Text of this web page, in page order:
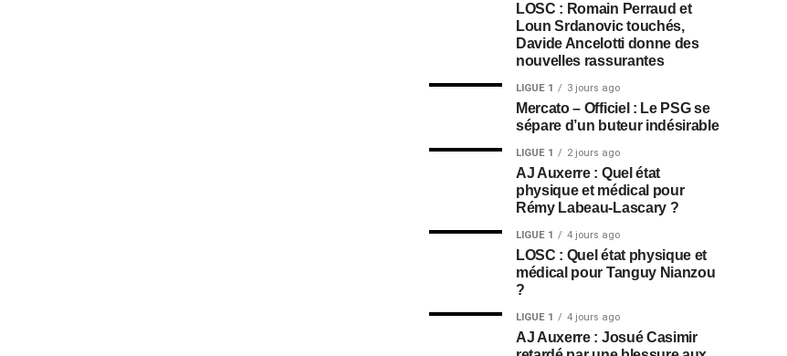
LOSC : Romain Perraud et
Loun Srdanovic touchés,
Davide Ancelotti donne des
nouvelles rassurantes
LIGUE 1 3 jours ago
Mercato – Officiel : Le PSG se
sépare d’un buteur indésirable
LIGUE 1 2 jours ago
AJ Auxerre : Quel état
physique et médical pour
Rémy Labeau-Lascary ?
LIGUE 1 4 jours ago
LOSC : Quel état physique et
médical pour Tanguy Nianzou
?
LIGUE 1 4 jours ago
AJ Auxerre : Josué Casimir